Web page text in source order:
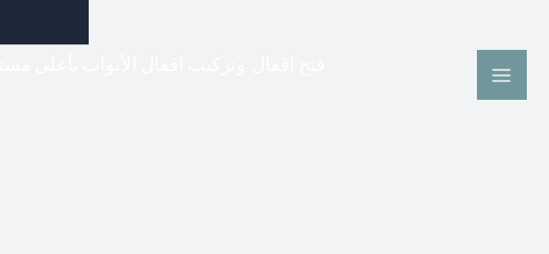
فتح اقفال وتركيب اقفال الأبواب بأعلى